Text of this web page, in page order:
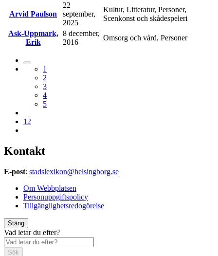
Arvid Paulson
22
september,
2025
Kultur, Litteratur, Personer,
Scenkonst och skådespeleri
Ask-Uppmark,
Erik
8 december,
2016
Omsorg och vård, Personer
1
2
3
4
5
12
Kontakt
E-post: stadslexikon@helsingborg.se
Om Webbplatsen
Personuppgiftspolicy
Tillgänglighetsredogörelse
Stäng
Vad letar du efter?
Sök